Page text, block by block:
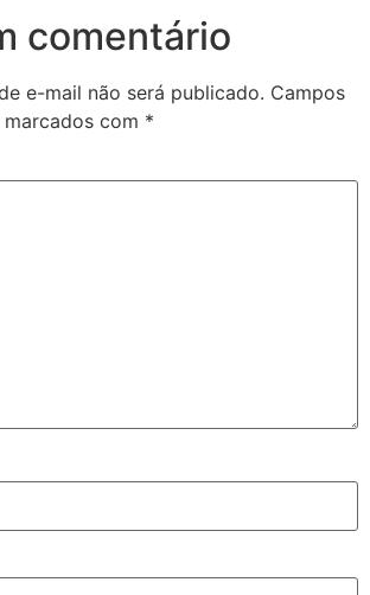
comentário
e-mail não será publicado. Campos
com *